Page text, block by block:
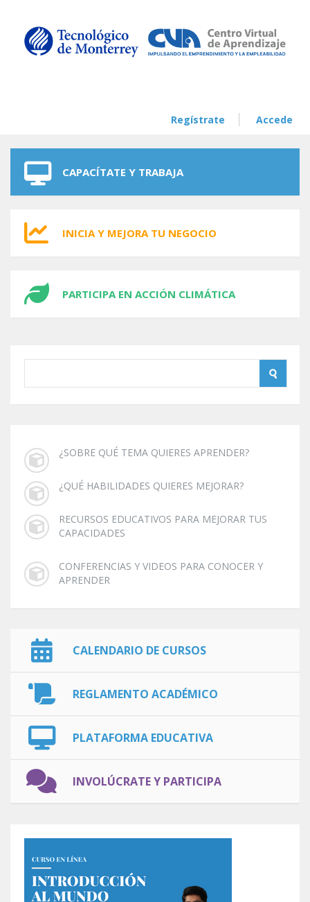
Regístrate Accede
CAPACÍTATE Y TRABAJA
INICIA Y MEJORA TU NEGOCIO
PARTICIPA EN ACCIÓN CLIMÁTICA
¿SOBRE QUÉ TEMA QUIERES APRENDER?
¿QUÉ HABILIDADES QUIERES MEJORAR?
RECURSOS EDUCATIVOS PARA MEJORAR TUS
CAPACIDADES
CONFERENCIAS Y VIDEOS PARA CONOCER Y
APRENDER
CALENDARIO DE CURSOS
REGLAMENTO ACADÉMICO
PLATAFORMA EDUCATIVA
INVOLÚCRATE Y PARTICIPA